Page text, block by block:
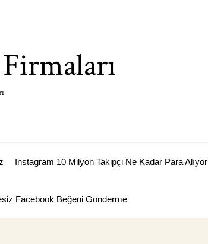
Instagram 10 Milyon Takipçi Ne Kadar Para Alıyor
Facebook Beğeni Gönderme